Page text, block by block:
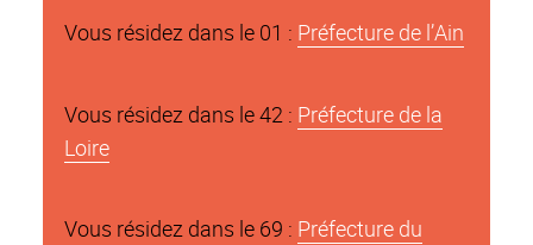
Vous résidez dans le 01 : Préfecture de l’Ain
Vous résidez dans le 42 : Préfecture de la
Loire
Vous résidez dans le 69 : Préfecture du